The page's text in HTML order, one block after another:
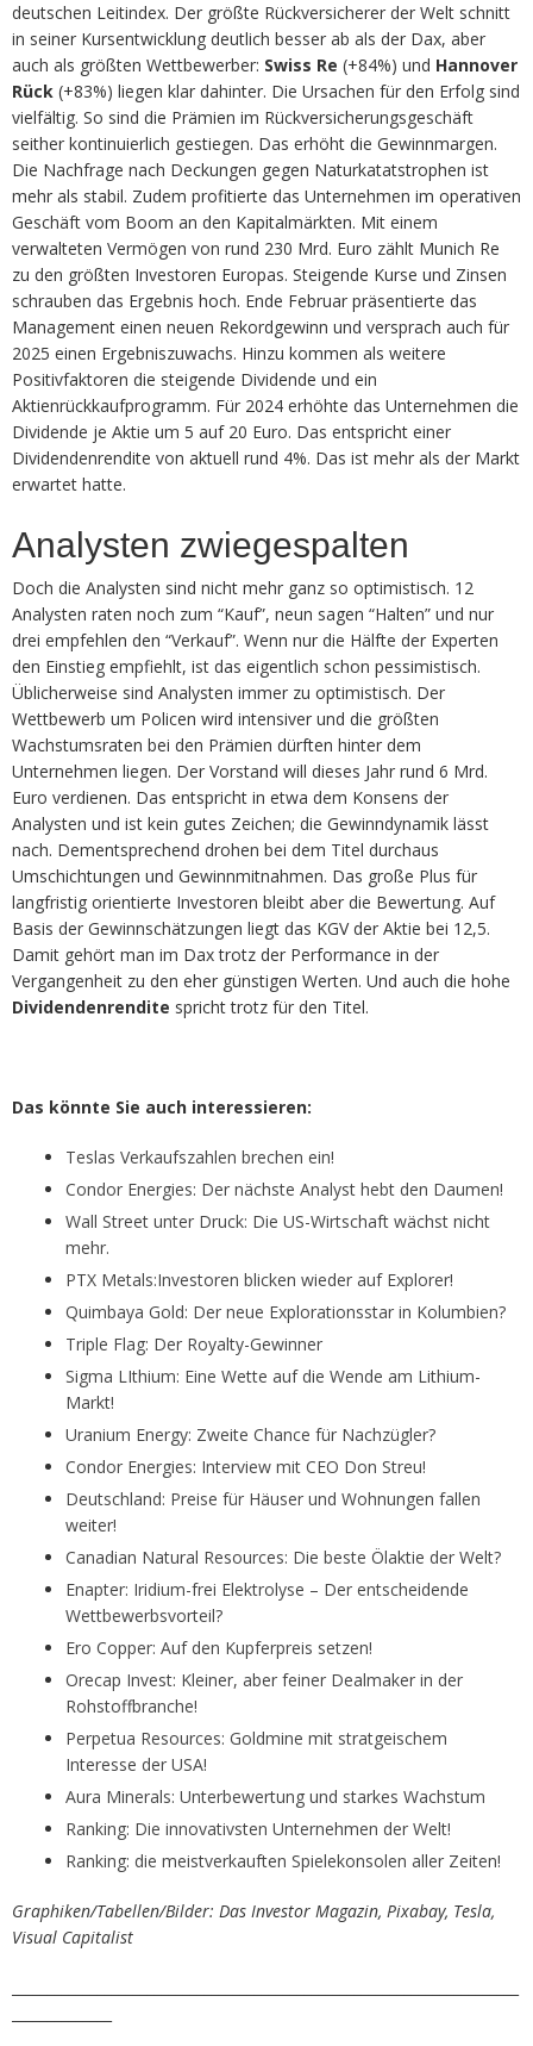
deutschen Leitindex. Der größte Rückversicherer der Welt schnitt
in seiner Kursentwicklung deutlich besser ab als der Dax, aber
auch als größten Wettbewerber: Swiss Re (+84%) und Hannover
Rück (+83%) liegen klar dahinter. Die Ursachen für den Erfolg sind
vielfältig. So sind die Prämien im Rückversicherungsgeschäft
seither kontinuierlich gestiegen. Das erhöht die Gewinnmargen.
Die Nachfrage nach Deckungen gegen Naturkatatstrophen ist
mehr als stabil. Zudem profitierte das Unternehmen im operativen
Geschäft vom Boom an den Kapitalmärkten. Mit einem
verwalteten Vermögen von rund 230 Mrd. Euro zählt Munich Re
zu den größten Investoren Europas. Steigende Kurse und Zinsen
schrauben das Ergebnis hoch. Ende Februar präsentierte das
Management einen neuen Rekordgewinn und versprach auch für
2025 einen Ergebniszuwachs. Hinzu kommen als weitere
Positivfaktoren die steigende Dividende und ein
Aktienrückkaufprogramm. Für 2024 erhöhte das Unternehmen die
Dividende je Aktie um 5 auf 20 Euro. Das entspricht einer
Dividendenrendite von aktuell rund 4%. Das ist mehr als der Markt
erwartet hatte.
Analysten zwiegespalten
Doch die Analysten sind nicht mehr ganz so optimistisch. 12
Analysten raten noch zum “Kauf”, neun sagen “Halten” und nur
drei empfehlen den “Verkauf”. Wenn nur die Hälfte der Experten
den Einstieg empfiehlt, ist das eigentlich schon pessimistisch.
Üblicherweise sind Analysten immer zu optimistisch. Der
Wettbewerb um Policen wird intensiver und die größten
Wachstumsraten bei den Prämien dürften hinter dem
Unternehmen liegen. Der Vorstand will dieses Jahr rund 6 Mrd.
Euro verdienen. Das entspricht in etwa dem Konsens der
Analysten und ist kein gutes Zeichen; die Gewinndynamik lässt
nach. Dementsprechend drohen bei dem Titel durchaus
Umschichtungen und Gewinnmitnahmen. Das große Plus für
langfristig orientierte Investoren bleibt aber die Bewertung. Auf
Basis der Gewinnschätzungen liegt das KGV der Aktie bei 12,5.
Damit gehört man im Dax trotz der Performance in der
Vergangenheit zu den eher günstigen Werten. Und auch die hohe
Dividendenrendite spricht trotz für den Titel.
Das könnte Sie auch interessieren:
Teslas Verkaufszahlen brechen ein!
Condor Energies: Der nächste Analyst hebt den Daumen!
Wall Street unter Druck: Die US-Wirtschaft wächst nicht
mehr.
PTX Metals:Investoren blicken wieder auf Explorer!
Quimbaya Gold: Der neue Explorationsstar in Kolumbien?
Triple Flag: Der Royalty-Gewinner
Sigma LIthium: Eine Wette auf die Wende am Lithium-
Markt!
Uranium Energy: Zweite Chance für Nachzügler?
Condor Energies: Interview mit CEO Don Streu!
Deutschland: Preise für Häuser und Wohnungen fallen
weiter!
Canadian Natural Resources: Die beste Ölaktie der Welt?
Enapter: Iridium-frei Elektrolyse – Der entscheidende
Wettbewerbsvorteil?
Ero Copper: Auf den Kupferpreis setzen!
Orecap Invest: Kleiner, aber feiner Dealmaker in der
Rohstoffbranche!
Perpetua Resources: Goldmine mit stratgeischem
Interesse der USA!
Aura Minerals: Unterbewertung und starkes Wachstum
Ranking: Die innovativsten Unternehmen der Welt!
Ranking: die meistverkauften Spielekonsolen aller Zeiten!
Graphiken/Tabellen/Bilder: Das Investor Magazin, Pixabay, Tesla,
Visual Capitalist